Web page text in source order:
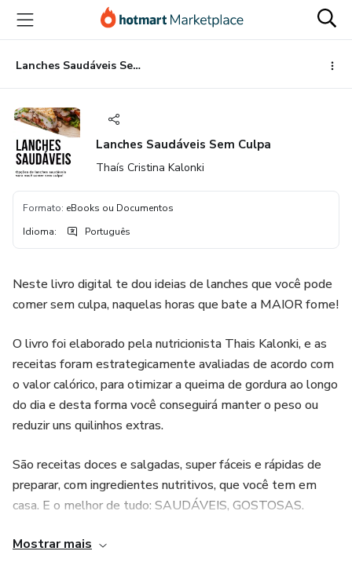
para
conteúdo
principal
para
pagamento
para
rodapé
Lanches Saudáveis Sem Culpa
Lanches Saudáveis Sem Culpa
Thaís Cristina Kalonki
Formato: eBooks ou Documentos
Idioma: Português
Neste livro digital te dou ideias de lanches que você pode
comer sem culpa, naquelas horas que bate a MAIOR fome!
O livro foi elaborado pela nutricionista Thais Kalonki, e as
receitas foram estrategicamente avaliadas de acordo com
o valor calórico, para otimizar a queima de gordura ao longo
do dia e desta forma você conseguirá manter o peso ou
reduzir uns quilinhos extras.
São receitas doces e salgadas, super fáceis e rápidas de
preparar, com ingredientes nutritivos, que você tem em
casa. E o melhor de tudo: SAUDÁVEIS, GOSTOSAS.
Não perca mais tempo! Compre agora e GANHE mais 1 E-
Mostrar mais